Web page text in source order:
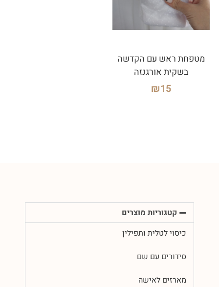
מטפחת ראש עם הקדשה
בשקית אורגנזה
₪15
קטגוריות מוצרים
כיסוי לטלית ותפילין
סידורים עם שם
מארזים לאישה